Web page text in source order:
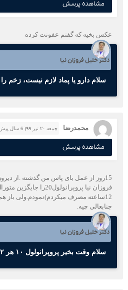
مشاهده پرسش
عکس بخیه که گفتم عفونت کرده
دکتر خلیل فروزان نیا
سلام دارو یا پماد لازم نیست، زخم را
محمدرضا جمعه ۲۰ تیر ۹۹( 6 سال پیش)
مشاهده پرسش
جنابعالی چیه.
دکتر خلیل فروزان نیا
سلام وقت بخیر پروپرانولول ١٠ هر ١٢ساعت